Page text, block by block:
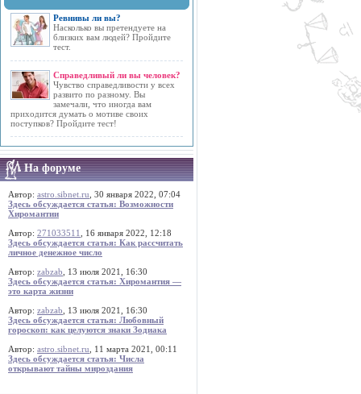
Ревнивы ли вы?
Насколько вы претендуете на
близких вам людей? Пройдите
тест.
Справедливый ли вы человек?
Чувство справедливости у всех
развито по разному. Вы
замечали, что иногда вам
приходится думать о мотиве своих
поступков? Пройдите тест!
На форуме
Автор: astro.sibnet.ru , 30 января 2022, 07:04
Здесь обсуждается статья: Возможности
Хиромантии
Автор: 271033511
, 16 января 2022, 12:18
Здесь обсуждается статья: Как рассчитать
личное денежное число
Автор: zabzab , 13 июля 2021, 16:30
Здесь обсуждается статья: Хиромантия —
это карта жизни
Автор: zabzab , 13 июля 2021, 16:30
Здесь обсуждается статья: Любовный
гороскоп: как целуются знаки Зодиака
Автор: astro.sibnet.ru , 11 марта 2021, 00:11
Здесь обсуждается статья: Числа
открывают тайны мироздания